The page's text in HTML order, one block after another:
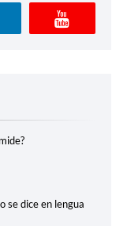
se dice en lengua